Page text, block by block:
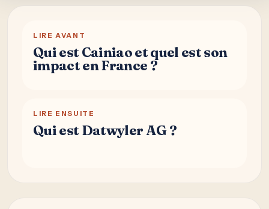
LIRE AVANT
Qui est Cainiao et quel est son
impact en France ?
LIRE ENSUITE
Qui est Datwyler AG ?